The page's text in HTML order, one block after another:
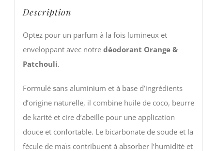
Description
Optez pour un parfum à la fois lumineux et
enveloppant avec notre déodorant Orange &
Patchouli.
Formulé sans aluminium et à base d’ingrédients
d’origine naturelle, il combine huile de coco, beurre
de karité et cire d’abeille pour une application
douce et confortable. Le bicarbonate de soude et la
fécule de maïs contribuent à absorber l’humidité et